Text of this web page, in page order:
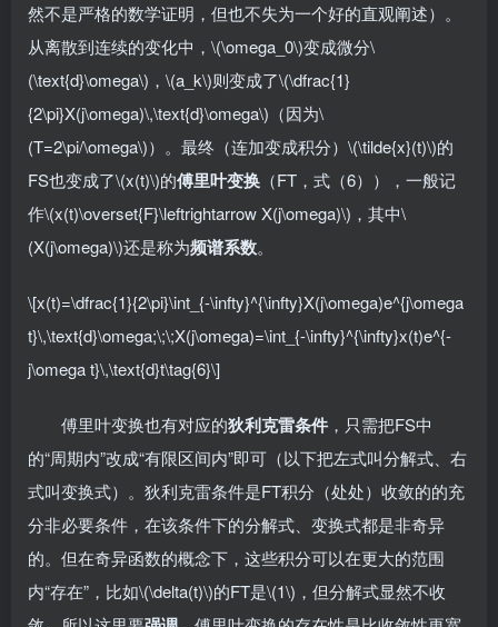
然不是严格的数学证明，但也不失为一个好的直观阐述）。
从离散到连续的变化中，\(\omega_0\)变成微分\
(\text{d}\omega\)，\(a_k\)则变成了\(\dfrac{1}
{2\pi}X(j\omega)\,\text{d}\omega\)（因为\
(T=2\pi/\omega\)）。最终（连加变成积分）\(\tilde{x}(t)\)的
FS也变成了\(x(t)\)的傅里叶变换 （FT，式（6）），一般记
作\(x(t)\overset{F}\leftrightarrow X(j\omega)\)，其中\
(X(j\omega)\)还是称为频谱系数。
\[x(t)=\dfrac{1}{2\pi}\int_{-\infty}^{\infty}X(j\omega)e^{j\omega
t}\,\text{d}\omega;\;\;X(j\omega)=\int_{-\infty}^{\infty}x(t)e^{-
j\omega t}\,\text{d}t\tag{6}\]
傅里叶变换也有对应的狄利克雷条件 ，只需把FS中
的“周期内”改成“有限区间内”即可（以下把左式叫分解式、右
式叫变换式）。狄利克雷条件是FT积分（处处）收敛的的充
分非必要条件，在该条件下的分解式、变换式都是非奇异
的。但在奇异函数的概念下，这些积分可以在更大的范围
内“存在”，比如\(\delta(t)\)的FT是\(1\)，但分解式显然不收